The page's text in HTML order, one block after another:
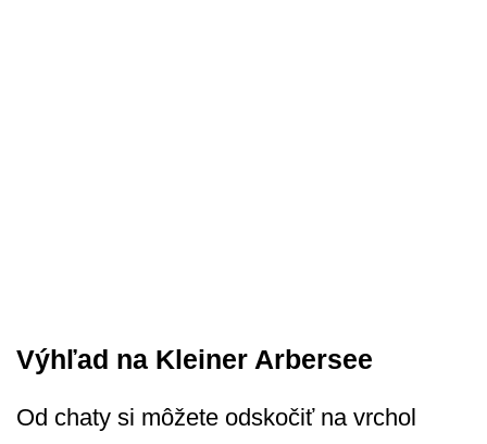
Výhľad na Kleiner Arbersee
Od chaty si môžete odskočiť na vrchol